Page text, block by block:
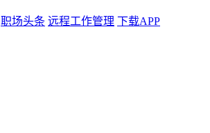
职场头条 远程工作管理 下载APP